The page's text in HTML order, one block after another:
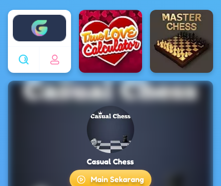
Enjoy4fun
Casual Chess
Main Sekarang